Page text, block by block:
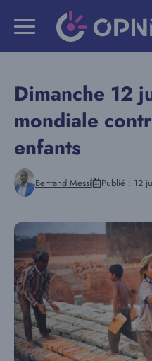
Dimanche 12
mondiale
enfants
Bertrand Messi Publié : 12